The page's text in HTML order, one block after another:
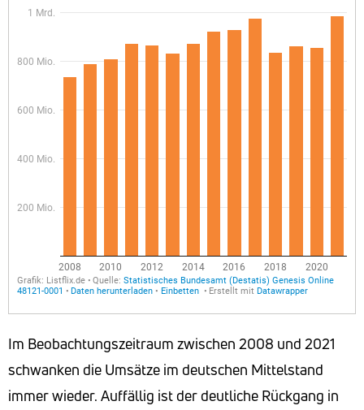
Im Beobachtungszeitraum zwischen 2008 und 2021
schwanken die Umsätze im deutschen Mittelstand
immer wieder. Auffällig ist der deutliche Rückgang in